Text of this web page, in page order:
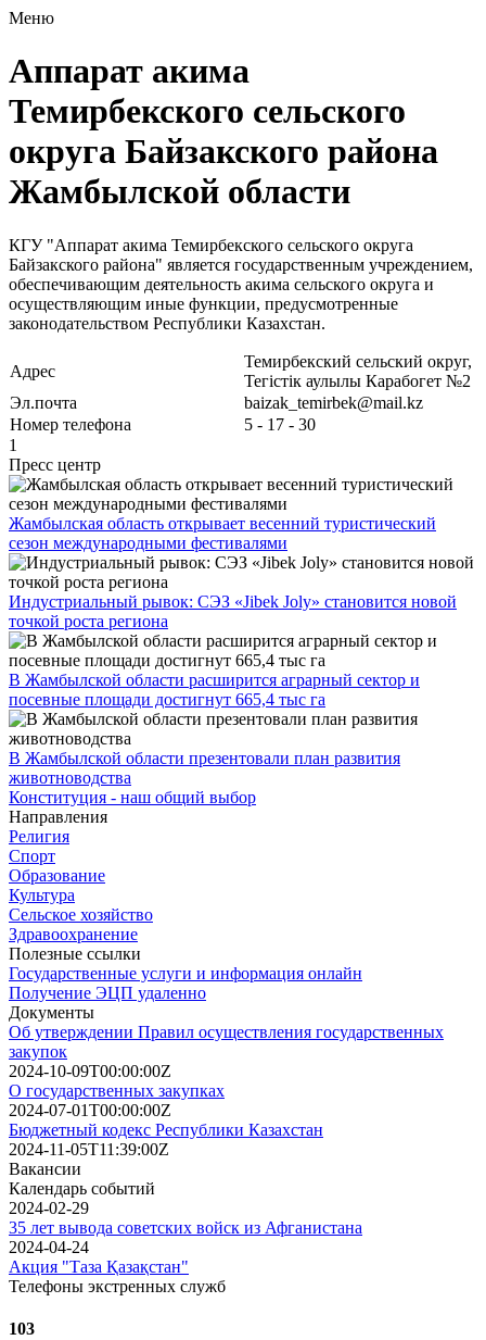
Меню
Аппарат акима
Темирбекского сельского
округа Байзакского района
Жамбылской области
КГУ "Аппарат акима Темирбекского сельского округа
Байзакского района" является государственным учреждением,
обеспечивающим деятельность акима сельского округа и
осуществляющим иные функции, предусмотренные
законодательством Республики Казахстан.
Адрес
Темирбекский сельский округ,
Тегістік аулылы Карабогет №2
Эл.почта
baizak_temirbek@mail.kz
Номер телефона
5 - 17 - 30
1
Пресс центр
Жамбылская область открывает весенний туристический
сезон международными фестивалями
Индустриальный рывок: СЭЗ «Jibek Joly» становится новой
точкой роста региона
В Жамбылской области расширится аграрный сектор и
посевные площади достигнут 665,4 тыс га
В Жамбылской области презентовали план развития
животноводства
Конституция - наш общий выбор
Направления
Религия
Спорт
Образование
Культура
Сельское хозяйство
Здравоохранение
Полезные ссылки
Государственные услуги и информация онлайн
Получение ЭЦП удаленно
Документы
Об утверждении Правил осуществления государственных
закупок
2024-10-09T00:00:00Z
О государственных закупках
2024-07-01T00:00:00Z
Бюджетный кодекс Республики Казахстан
2024-11-05T11:39:00Z
Вакансии
Календарь событий
2024-02-29
35 лет вывода советских войск из Афганистана
2024-04-24
Акция "Таза Қазақстан"
Телефоны экстренных служб
103